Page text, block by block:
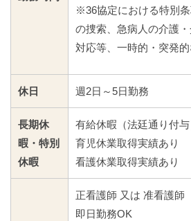
※36協定における特別
の捜索、急病人の介護
対応等、一時的・突発的
休日 週2日～5日勤務
長期休
暇・特別
休暇
有給休暇（法廷通り付与
育児休業取得実績あり
看護休業取得実績あり
正看護師 又は 准看護師
即日勤務OK